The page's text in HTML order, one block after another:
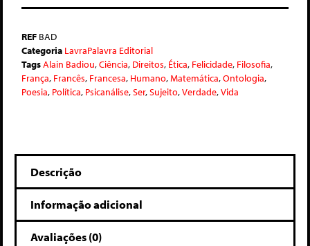
REF BAD
Categoria LavraPalavra Editorial
TagsAlain Badiou,Ciência, Direitos, Ética, Felicidade, Filosofia,
França, Francês, Francesa, Humano,Matemática,Ontologia,
Poesia, Política, Psicanálise,Ser,Sujeito,Verdade,Vida
Descrição
Informação adicional
Avaliações (0)